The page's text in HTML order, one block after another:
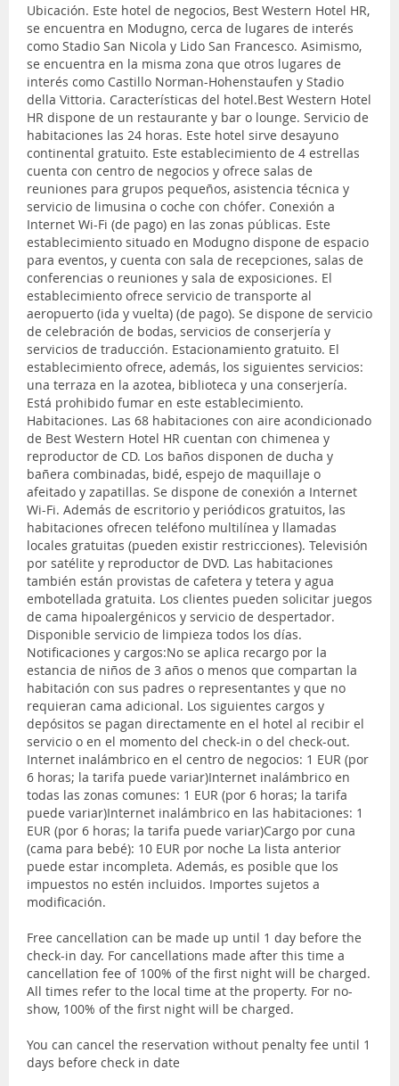
Ubicación. Este hotel de negocios, Best Western Hotel HR,
se encuentra en Modugno, cerca de lugares de interés
como Stadio San Nicola y Lido San Francesco. Asimismo,
se encuentra en la misma zona que otros lugares de
interés como Castillo Norman-Hohenstaufen y Stadio
della Vittoria. Características del hotel.Best Western Hotel
HR dispone de un restaurante y bar o lounge. Servicio de
habitaciones las 24 horas. Este hotel sirve desayuno
continental gratuito. Este establecimiento de 4 estrellas
cuenta con centro de negocios y ofrece salas de
reuniones para grupos pequeños, asistencia técnica y
servicio de limusina o coche con chófer. Conexión a
Internet Wi-Fi (de pago) en las zonas públicas. Este
establecimiento situado en Modugno dispone de espacio
para eventos, y cuenta con sala de recepciones, salas de
conferencias o reuniones y sala de exposiciones. El
establecimiento ofrece servicio de transporte al
aeropuerto (ida y vuelta) (de pago). Se dispone de servicio
de celebración de bodas, servicios de conserjería y
servicios de traducción. Estacionamiento gratuito. El
establecimiento ofrece, además, los siguientes servicios:
una terraza en la azotea, biblioteca y una conserjería.
Está prohibido fumar en este establecimiento.
Habitaciones. Las 68 habitaciones con aire acondicionado
de Best Western Hotel HR cuentan con chimenea y
reproductor de CD. Los baños disponen de ducha y
bañera combinadas, bidé, espejo de maquillaje o
afeitado y zapatillas. Se dispone de conexión a Internet
Wi-Fi. Además de escritorio y periódicos gratuitos, las
habitaciones ofrecen teléfono multilínea y llamadas
locales gratuitas (pueden existir restricciones). Televisión
por satélite y reproductor de DVD. Las habitaciones
también están provistas de cafetera y tetera y agua
embotellada gratuita. Los clientes pueden solicitar juegos
de cama hipoalergénicos y servicio de despertador.
Disponible servicio de limpieza todos los días.
Notificaciones y cargos:No se aplica recargo por la
estancia de niños de 3 años o menos que compartan la
habitación con sus padres o representantes y que no
requieran cama adicional. Los siguientes cargos y
depósitos se pagan directamente en el hotel al recibir el
servicio o en el momento del check-in o del check-out.
Internet inalámbrico en el centro de negocios: 1 EUR (por
6 horas; la tarifa puede variar)Internet inalámbrico en
todas las zonas comunes: 1 EUR (por 6 horas; la tarifa
puede variar)Internet inalámbrico en las habitaciones: 1
EUR (por 6 horas; la tarifa puede variar)Cargo por cuna
(cama para bebé): 10 EUR por noche La lista anterior
puede estar incompleta. Además, es posible que los
impuestos no estén incluidos. Importes sujetos a
modificación.
Free cancellation can be made up until 1 day before the
check-in day. For cancellations made after this time a
cancellation fee of 100% of the first night will be charged.
All times refer to the local time at the property. For no-
show, 100% of the first night will be charged.
You can cancel the reservation without penalty fee until 1
days before check in date